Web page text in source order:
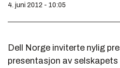
4. juni 2012 - 10:05
Dell Norge inviterte nylig
presentasjon av selskapets